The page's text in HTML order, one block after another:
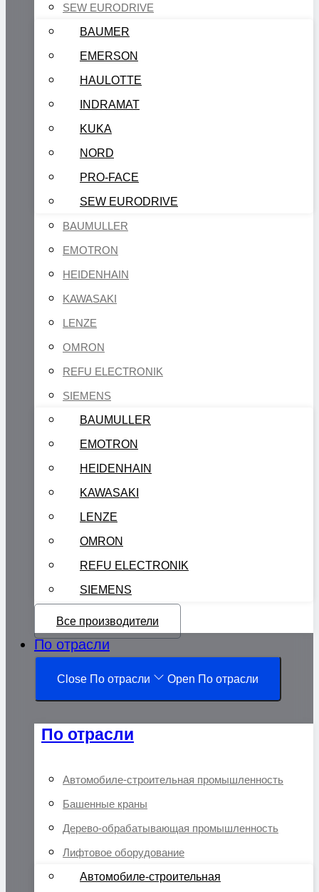
SEW EURODRIVE
BAUMER
EMERSON
HAULOTTE
INDRAMAT
KUKA
NORD
PRO-FACE
SEW EURODRIVE
BAUMULLER
EMOTRON
HEIDENHAIN
KAWASAKI
LENZE
OMRON
REFU ELECTRONIK
SIEMENS
BAUMULLER
EMOTRON
HEIDENHAIN
KAWASAKI
LENZE
OMRON
REFU ELECTRONIK
SIEMENS
Все производители
По отрасли
Close По отрасли Open По отрасли
По отрасли
Автомобиле-строительная промышленность
Башенные краны
Дерево-обрабатывающая промышленность
Лифтовое оборудование
Автомобиле-строительная